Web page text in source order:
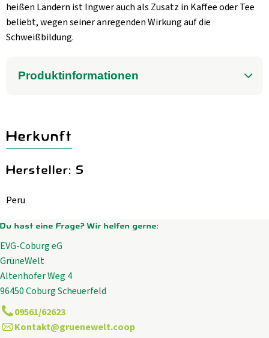
heißen Ländern ist Ingwer auch als Zusatz in Kaffee oder Tee
beliebt, wegen seiner anregenden Wirkung auf die
Schweißbildung.
Produktinformationen
Herkunft
Hersteller: S
Peru
Du hast eine Frage? Wir helfen gerne:
EVG-Coburg eG
GrüneWelt
Altenhofer Weg 4
96450 Coburg Scheuerfeld
09561/62623
Kontakt@gruenewelt.coop